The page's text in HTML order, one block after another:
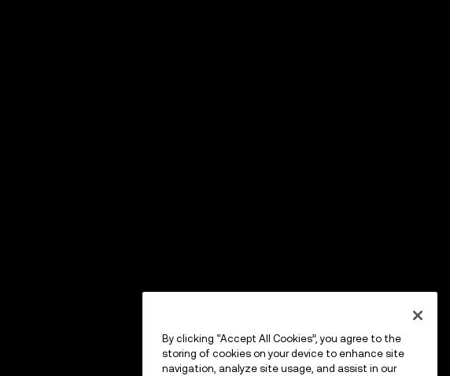
By clicking “Accept All Cookies”, you agree to the
storing of cookies on your device to enhance site
navigation, analyze site usage, and assist in our